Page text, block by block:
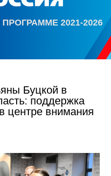
2021-2026
Буцкой в
поддержка
центре внимания